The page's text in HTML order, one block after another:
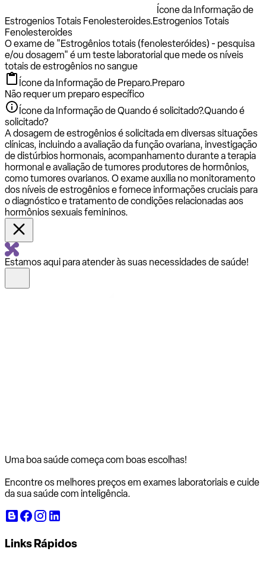
Ícone da Informação de
Estrogenios Totais Fenolesteroides.Estrogenios Totais
Fenolesteroides
O exame de "Estrogênios totais (fenolesteróides) - pesquisa
e/ou dosagem" é um teste laboratorial que mede os níveis
totais de estrogênios no sangue
Ícone da Informação de Preparo.Preparo
Não requer um preparo específico
Ícone da Informação de Quando é solicitado?.Quando é
solicitado?
A dosagem de estrogênios é solicitada em diversas situações
clínicas, incluindo a avaliação da função ovariana, investigação
de distúrbios hormonais, acompanhamento durante a terapia
hormonal e avaliação de tumores produtores de hormônios,
como tumores ovarianos. O exame auxilia no monitoramento
dos níveis de estrogênios e fornece informações cruciais para
o diagnóstico e tratamento de condições relacionadas aos
hormônios sexuais femininos.
Estamos aqui para atender às suas necessidades de saúde!
Uma boa saúde começa com boas escolhas!
Encontre os melhores preços em exames laboratoriais e cuide
da sua saúde com inteligência.
Links Rápidos